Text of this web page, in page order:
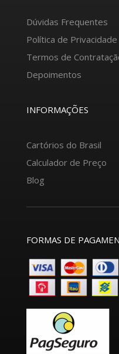
Dúvidas Frequentes
Política de Privacidade
Termos de
Depoimentos
INFORMAÇÕES
Cartórios do Brasil
Calculador de Preço
Blog
FORMAS DE